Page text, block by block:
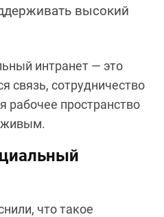
высокий
интранет — это
связь, сотрудничество
рабочее пространство
живым.
что такое